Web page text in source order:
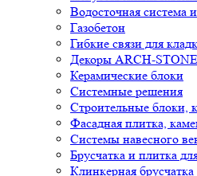
Водосточная система
Газобетон
Гибкие связи для
Декоры ARCH-STONE
Керамические блоки
Системные решения
Строительные блоки,
Фасадная плитка,
Системы навесного
Брусчатка и плитка
Клинкерная брусчатка